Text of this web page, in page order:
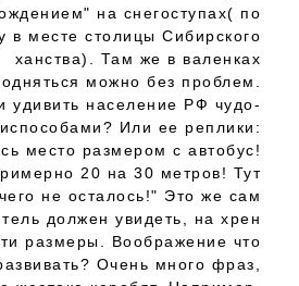
на снегоступах( по
в месте столицы Сибирского
ханства). Там же в валенках
можно без проблем.
удивить население РФ чудо-
Или ее реплики:
место размером с автобус!
20 на 30 метров! Тут
не осталось!" Это же сам
должен увидеть, на хрен
размеры. Воображение что
Очень много фраз,